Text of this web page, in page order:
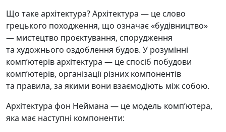
Що таке архітектура? Архітектура — це слово
грецького походження, що означає «будівництво»
— мистецтво проєктування, спорудження
та художнього оздоблення будов. У розумінні
компʼютерів архітектура — це спосіб побудови
компʼютерів, організації різних компонентів
та правила, за якими вони взаємодіють між собою.
Архітектура фон Неймана — це модель компʼютера,
яка має наступні компоненти: